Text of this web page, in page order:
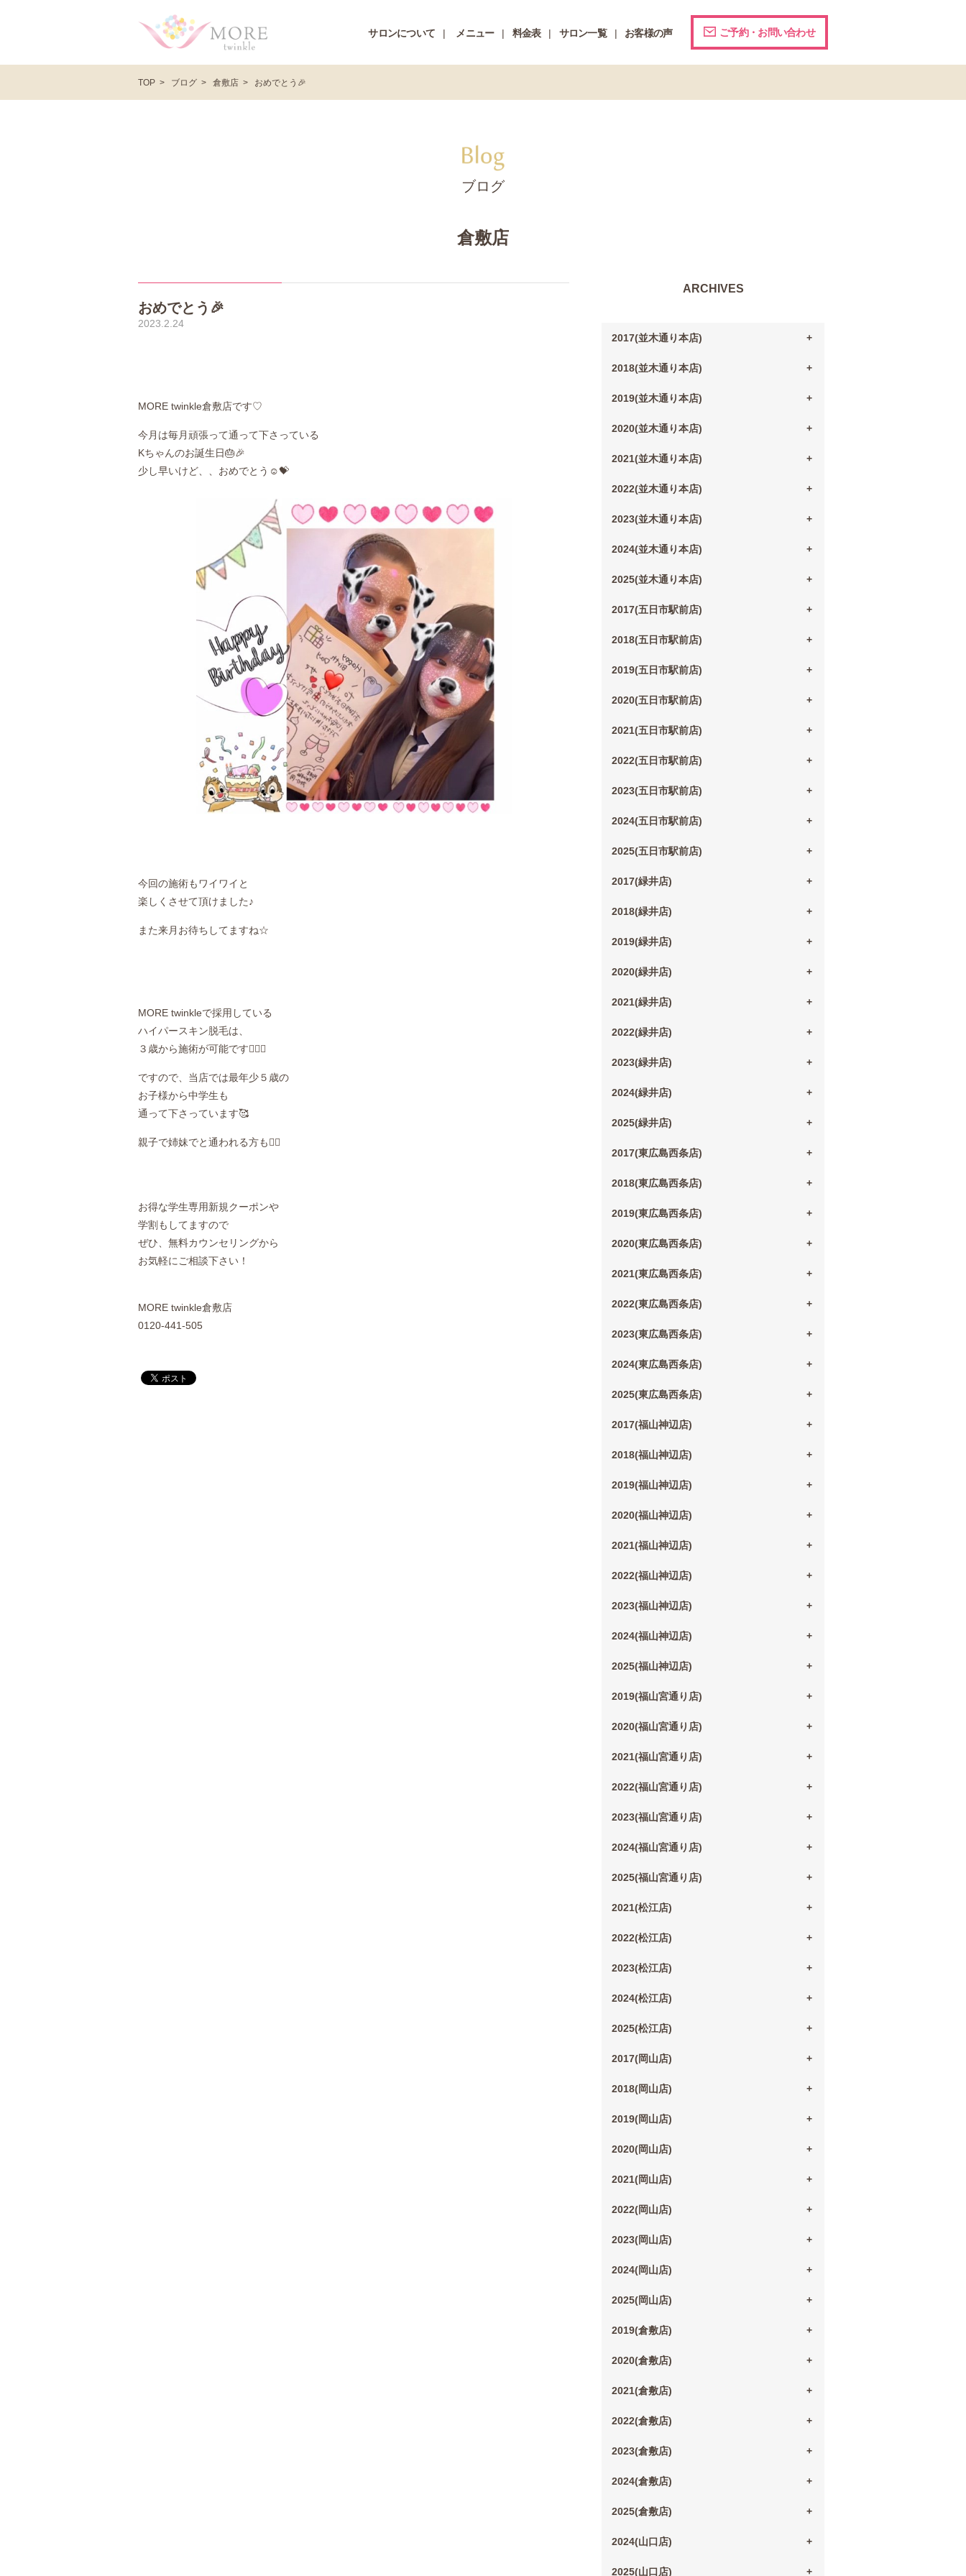
サロンについて メニュー 料金表 サロン一覧 お客様の声 ご予約・お問い合わせ
TOP ブログ 倉敷店 おめでとう🎉
ブログ
倉敷店
おめでとう🎉
2023.2.24
MORE twinkle倉敷店です♡
今月は毎月頑張って通って下さっている
Kちゃんのお誕生日🎂🎉
少し早いけど、、おめでとう☺️💝
今回の施術もワイワイと
楽しくさせて頂けました♪
また来月お待ちしてますね☆
MORE twinkleで採用している
ハイパースキン脱毛は、
３歳から施術が可能です🙆🏻‍♀️
ですので、当店では最年少５歳の
お子様から中学生も
通って下さっています🥰
親子で姉妹でと通われる方も👌🏻
お得な学生専用新規クーポンや
学割もしてますので
ぜひ、無料カウンセリングから
お気軽にご相談下さい！
MORE twinkle倉敷店
0120-441-505
ARCHIVES
2017(並木通り本店)
2018(並木通り本店)
2019(並木通り本店)
2020(並木通り本店)
2021(並木通り本店)
2022(並木通り本店)
2023(並木通り本店)
2024(並木通り本店)
2025(並木通り本店)
2017(五日市駅前店)
2018(五日市駅前店)
2019(五日市駅前店)
2020(五日市駅前店)
2021(五日市駅前店)
2022(五日市駅前店)
2023(五日市駅前店)
2024(五日市駅前店)
2025(五日市駅前店)
2017(緑井店)
2018(緑井店)
2019(緑井店)
2020(緑井店)
2021(緑井店)
2022(緑井店)
2023(緑井店)
2024(緑井店)
2025(緑井店)
2017(東広島西条店)
2018(東広島西条店)
2019(東広島西条店)
2020(東広島西条店)
2021(東広島西条店)
2022(東広島西条店)
2023(東広島西条店)
2024(東広島西条店)
2025(東広島西条店)
2017(福山神辺店)
2018(福山神辺店)
2019(福山神辺店)
2020(福山神辺店)
2021(福山神辺店)
2022(福山神辺店)
2023(福山神辺店)
2024(福山神辺店)
2025(福山神辺店)
2019(福山宮通り店)
2020(福山宮通り店)
2021(福山宮通り店)
2022(福山宮通り店)
2023(福山宮通り店)
2024(福山宮通り店)
2025(福山宮通り店)
2021(松江店)
2022(松江店)
2023(松江店)
2024(松江店)
2025(松江店)
2017(岡山店)
2018(岡山店)
2019(岡山店)
2020(岡山店)
2021(岡山店)
2022(岡山店)
2023(岡山店)
2024(岡山店)
2025(岡山店)
2019(倉敷店)
2020(倉敷店)
2021(倉敷店)
2022(倉敷店)
2023(倉敷店)
2024(倉敷店)
2025(倉敷店)
2024(山口店)
2025(山口店)